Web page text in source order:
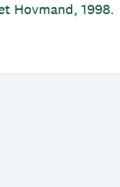
Hovmand, 1998.